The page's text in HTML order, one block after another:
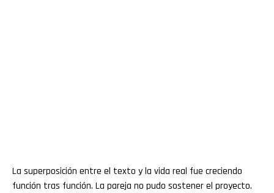
La superposición entre el texto y la vida real fue creciendo
función tras función. La pareja no pudo sostener el proyecto.